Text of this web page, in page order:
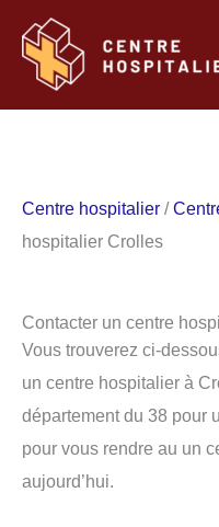
contenu
Centre hospitalier /
hospitalier Crolles
Contacter un centre
Vous trouverez ci-
un centre hospitalier à
département du 38 pour
pour vous rendre au un
aujourd’hui.